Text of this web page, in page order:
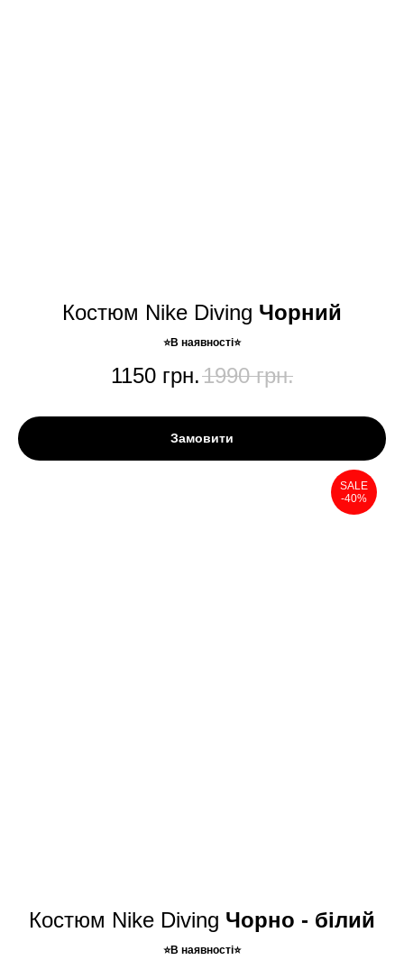
Костюм Nike Diving Чорний
⭐️В наявності⭐️
1150 грн.1990 грн.
Замовити
SALE
-40%
Костюм Nike Diving Чорно - білий
⭐️В наявності⭐️